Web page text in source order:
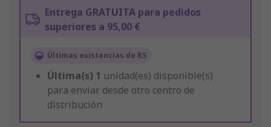
Entrega GRATUITA para pedidos
superiores a 95,00 €
Últimas existencias de RS
Última(s) 1 unidad(es) disponible(s)
para enviar desde otro centro de
distribución